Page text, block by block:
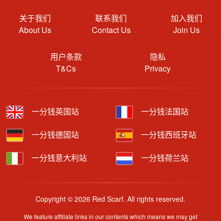
关于我们
About Us
联系我们
Contact Us
加入我们
Join Us
用户条款
T&Cs
隐私
Privacy
一分钱英国站 一分钱法国站
一分钱德国站 一分钱西班牙站
一分钱意大利站 一分钱荷兰站
Copyright © 2026 Red Scarf. All rights reserved.
We feature affiliate links in our contents which means we may get